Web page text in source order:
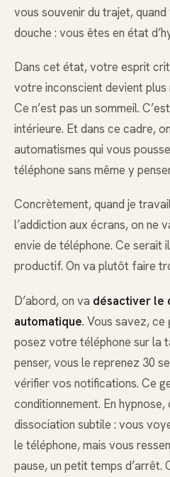
vous souvenir du trajet,
douche : vous êtes en état
Dans cet état, votre esprit
votre inconscient devient
Ce n’est pas un sommeil.
intérieure. Et dans ce cadre,
automatismes qui vous
téléphone sans même y
Concrètement, quand je
l’addiction aux écrans, on ne
envie de téléphone. Ce serait
productif. On va plutôt faire
D’abord, on va désactiver le
automatique. Vous savez,
posez votre téléphone sur la
penser, vous le reprenez 30
vérifier vos notifications. Ce
conditionnement. En hypnose,
dissociation subtile : vous
le téléphone, mais vous
pause, un petit temps d’arrêt.